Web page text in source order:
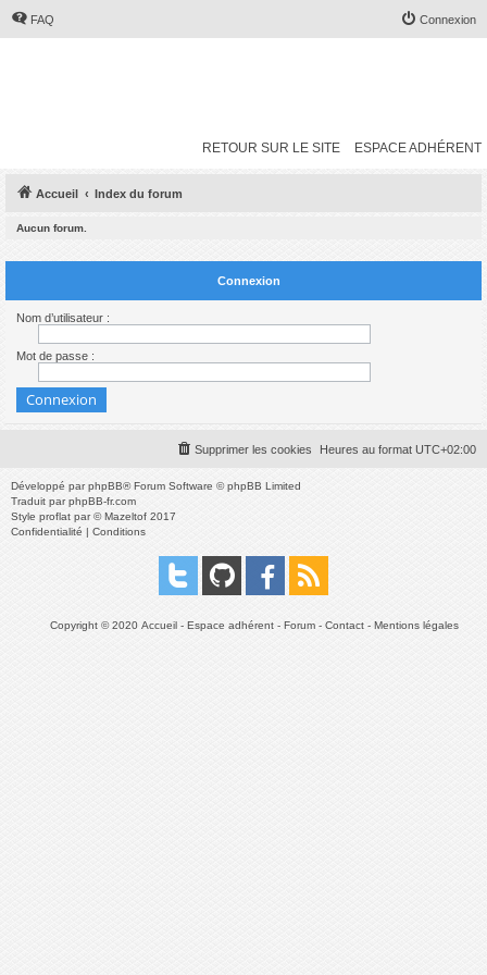
FAQ Connexion
RETOUR SUR LE SITE ESPACE ADHÉRENT
Accueil Index du forum
Aucun forum.
Connexion
Nom d’utilisateur :
Mot de passe :
Heures au format UTC+02:00
Supprimer les cookies
Développé par phpBB® Forum Software © phpBB Limited
Traduit parphpBB-fr.com
Style proflat par ©Mazeltof 2017
Confidentialité | Conditions
Copyright © 2020 Accueil - Espace adhérent - Forum - Contact - Mentions légales